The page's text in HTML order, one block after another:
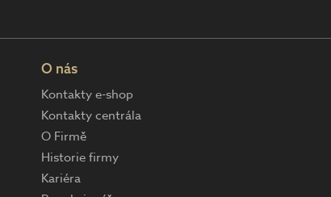
O nás
Kontakty e-shop
Kontakty centrála
O Firmě
Historie firmy
Kariéra